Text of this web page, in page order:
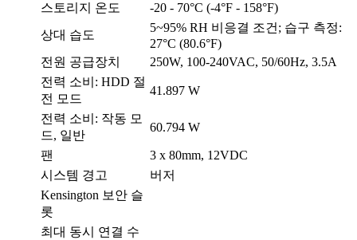
스토리지 온도
-20 - 70°C (-4°F - 158°F)
상대 습도
5~95% RH 비응결 조건; 습구 측정:
27°C (80.6°F)
전원 공급장치
250W, 100-240VAC, 50/60Hz, 3.5A
전력 소비: HDD 절
전 모드
41.897 W
전력 소비: 작동 모
드, 일반
60.794 W
팬
3 x 80mm, 12VDC
시스템 경고
버저
Kensington 보안 슬
롯
최대 동시 연결 수